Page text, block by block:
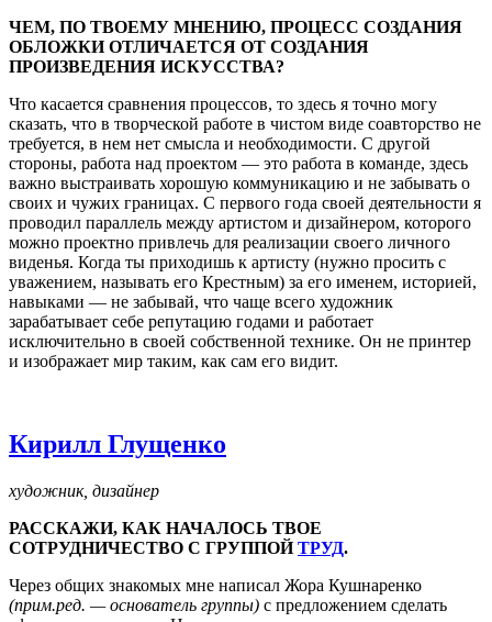
ЧЕМ, ПО ТВОЕМУ МНЕНИЮ, ПРОЦЕСС СОЗДАНИЯ
ОБЛОЖКИ ОТЛИЧАЕТСЯ ОТ СОЗДАНИЯ
ПРОИЗВЕДЕНИЯ ИСКУССТВА?
Что касается сравнения процессов, то здесь я точно могу
сказать, что в творческой работе в чистом виде соавторство не
требуется, в нем нет смысла и необходимости. С другой
стороны, работа над проектом — это работа в команде, здесь
важно выстраивать хорошую коммуникацию и не забывать о
своих и чужих границах. С первого года своей деятельности я
проводил параллель между артистом и дизайнером, которого
можно проектно привлечь для реализации своего личного
виденья. Когда ты приходишь к артисту (нужно просить с
уважением, называть его Крестным) за его именем, историей,
навыками — не забывай, что чаще всего художник
зарабатывает себе репутацию годами и работает
исключительно в своей собственной технике. Он не принтер
и изображает мир таким, как сам его видит.
Кирилл Глущенко
художник, дизайнер
РАССКАЖИ, КАК НАЧАЛОСЬ ТВОЕ
СОТРУДНИЧЕСТВО С ГРУППОЙТРУД.
Через общих знакомых мне написал Жора Кушнаренко
(прим.ред. — основатель группы) с предложением сделать